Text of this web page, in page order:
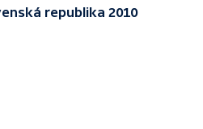
republika 2010